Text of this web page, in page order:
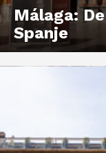
Málaga:
Spanje